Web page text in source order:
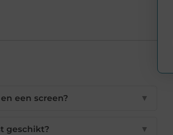
een screen? ▼
geschikt? ▼